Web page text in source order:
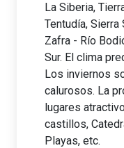
La Siberia,
Tentudía,
Zafra - Río
Sur. El clima
Los inviernos
calurosos. La
lugares
castillos,
Playas, etc.